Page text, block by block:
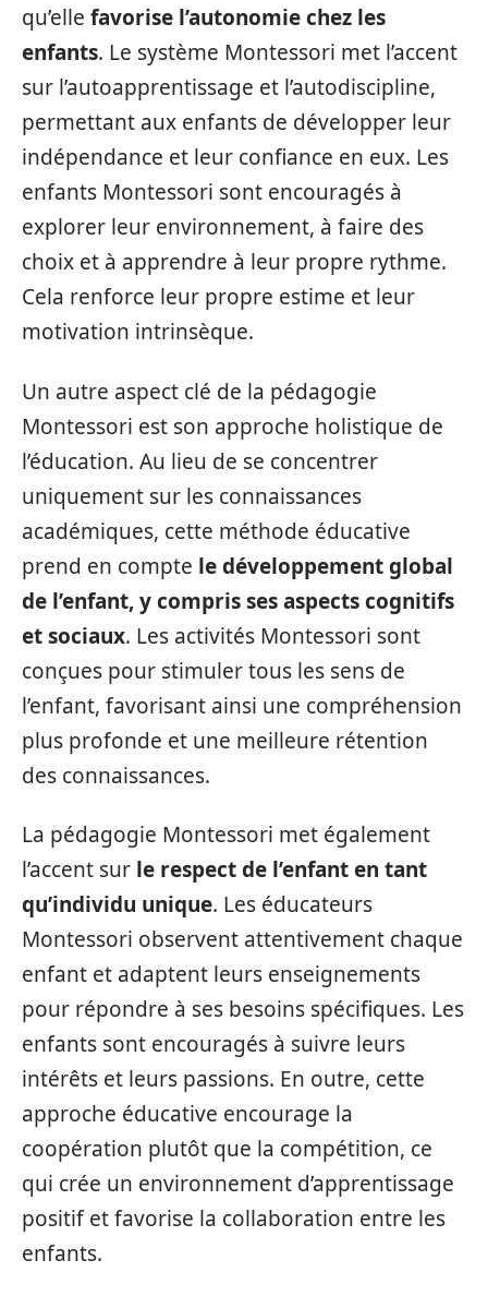
qu’elle favorise l’autonomie chez les
enfants. Le système Montessori met l’accent
sur l’autoapprentissage et l’autodiscipline,
permettant aux enfants de développer leur
indépendance et leur confiance en eux. Les
enfants Montessori sont encouragés à
explorer leur environnement, à faire des
choix et à apprendre à leur propre rythme.
Cela renforce leur propre estime et leur
motivation intrinsèque.
Un autre aspect clé de la pédagogie
Montessori est son approche holistique de
l’éducation. Au lieu de se concentrer
uniquement sur les connaissances
académiques, cette méthode éducative
prend en compte le développement global
de l’enfant, y compris ses aspects cognitifs
et sociaux. Les activités Montessori sont
conçues pour stimuler tous les sens de
l’enfant, favorisant ainsi une compréhension
plus profonde et une meilleure rétention
des connaissances.
La pédagogie Montessori met également
l’accent sur le respect de l’enfant en tant
qu’individu unique. Les éducateurs
Montessori observent attentivement chaque
enfant et adaptent leurs enseignements
pour répondre à ses besoins spécifiques. Les
enfants sont encouragés à suivre leurs
intérêts et leurs passions. En outre, cette
approche éducative encourage la
coopération plutôt que la compétition, ce
qui crée un environnement d’apprentissage
positif et favorise la collaboration entre les
enfants.